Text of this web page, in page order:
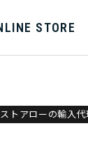
STORE
トアローの輸入